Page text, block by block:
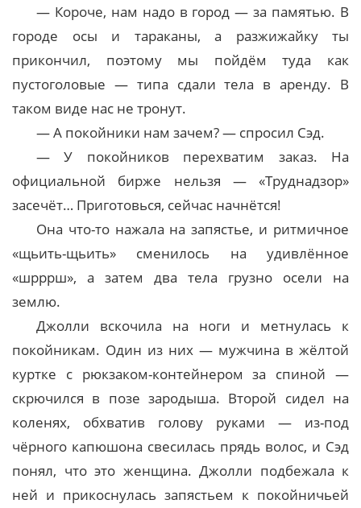
— Короче, нам надо в город — за памятью. В
городе осы и тараканы, а разжижайку ты
прикончил, поэтому мы пойдём туда как
пустоголовые — типа сдали тела в аренду. В
таком виде нас не тронут.
— А покойники нам зачем? — спросил Сэд.
— У покойников перехватим заказ. На
официальной бирже нельзя — «Труднадзор»
засечёт… Приготовься, сейчас начнётся!
Она что-то нажала на запястье, и ритмичное
«щьить-щьить» сменилось на удивлённое
«шрррш», а затем два тела грузно осели на
землю.
Джолли вскочила на ноги и метнулась к
покойникам. Один из них — мужчина в жёлтой
куртке с рюкзаком-контейнером за спиной —
скрючился в позе зародыша. Второй сидел на
коленях, обхватив голову руками — из-под
чёрного капюшона свесилась прядь волос, и Сэд
понял, что это женщина. Джолли подбежала к
ней и прикоснулась запястьем к покойничьей